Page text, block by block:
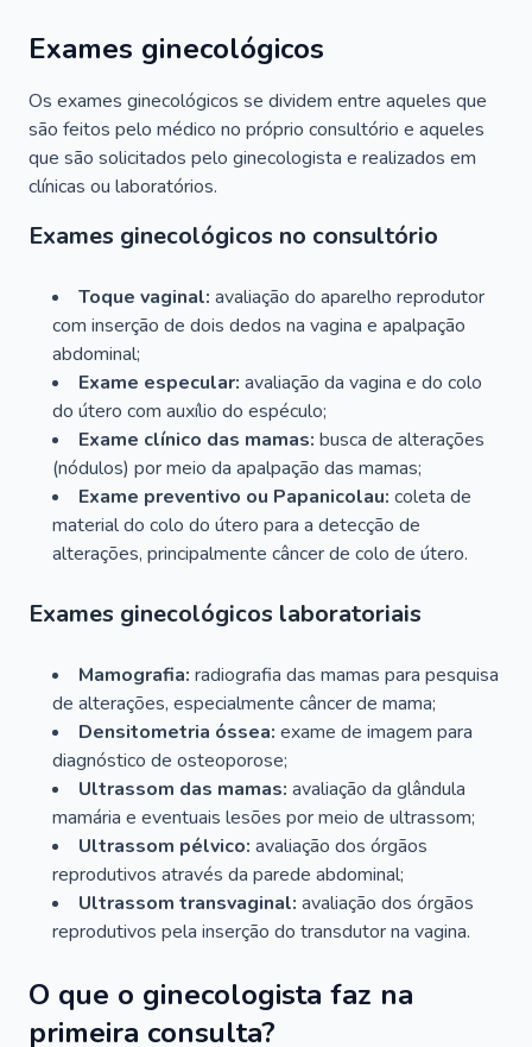
Exames ginecológicos
Os exames ginecológicos se dividem entre aqueles que
são feitos pelo médico no próprio consultório e aqueles
que são solicitados pelo ginecologista e realizados em
clínicas ou laboratórios.
Exames ginecológicos no consultório
Toque vaginal: avaliação do aparelho reprodutor
com inserção de dois dedos na vagina e apalpação
abdominal;
Exame especular: avaliação da vagina e do colo
do útero com auxílio do espéculo;
Exame clínico das mamas: busca de alterações
(nódulos) por meio da apalpação das mamas;
Exame preventivo ou Papanicolau: coleta de
material do colo do útero para a detecção de
alterações, principalmente câncer de colo de útero.
Exames ginecológicos laboratoriais
Mamografia: radiografia das mamas para pesquisa
de alterações, especialmente câncer de mama;
Densitometria óssea: exame de imagem para
diagnóstico de osteoporose;
Ultrassom das mamas: avaliação da glândula
mamária e eventuais lesões por meio de ultrassom;
Ultrassom pélvico: avaliação dos órgãos
reprodutivos através da parede abdominal;
Ultrassom transvaginal: avaliação dos órgãos
reprodutivos pela inserção do transdutor na vagina.
O que o ginecologista faz na
primeira consulta?